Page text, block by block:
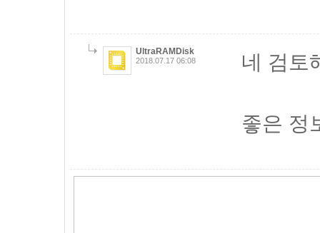
UltraRAMDisk
2018.07.17 06:08 네 검토
좋은 정